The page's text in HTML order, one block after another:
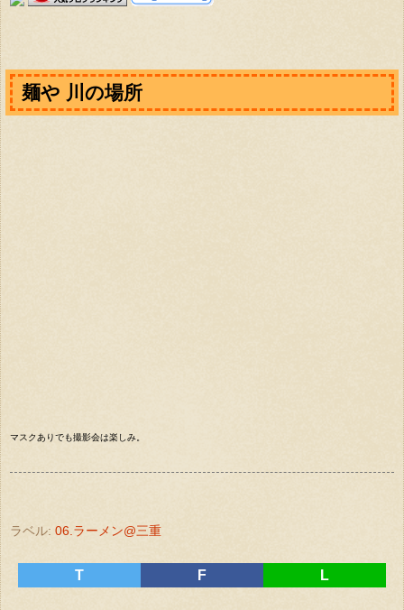
麺や 川の場所
マスクありでも撮影会は楽しみ。
ラベル: 06.ラーメン@三重
T F L